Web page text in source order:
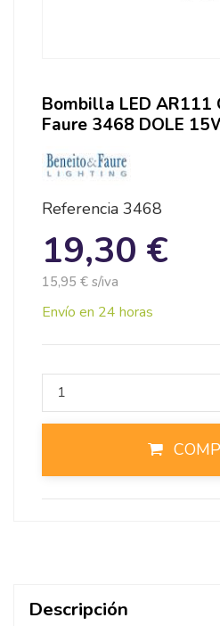
Bombilla LED AR111
Faure 3468 DOLE
Referencia 3468
19,30 €
15,95 € s/iva
Envío en 24 horas
Descripción